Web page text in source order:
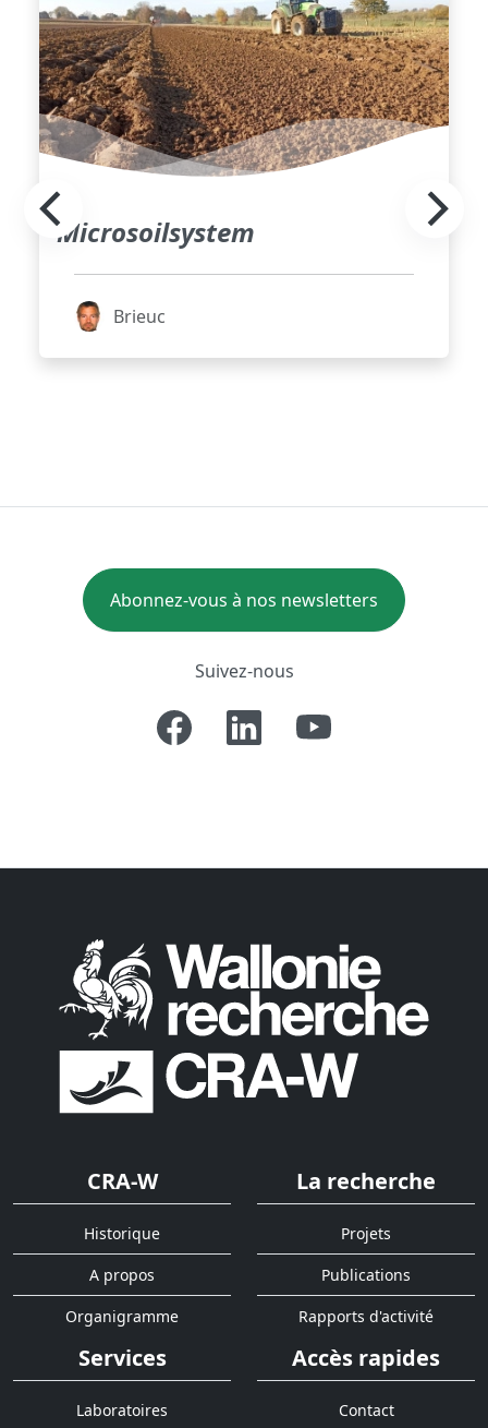
Microsoilsystem
Brieuc
Abonnez-vous à nos newsletters
Suivez-nous
CRA-W
Historique
A propos
Organigramme
La recherche
Projets
Publications
Rapports d'activité
Services
Laboratoires
Accès rapides
Contact